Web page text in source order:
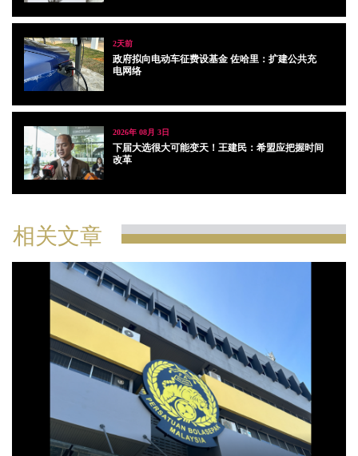
2天前
政府拟向电动车征费设基金 佐哈里：扩建公共充
电网络
2026年 08月 3日
下届大选很大可能变天！王建民：希盟应把握时间
改革
相关文章